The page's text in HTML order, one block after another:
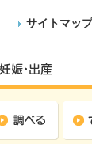
サイトマップ